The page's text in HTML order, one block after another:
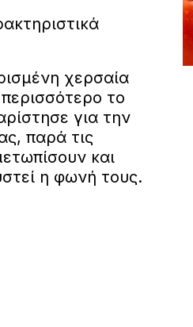
χερσαία
το
για την
παρά τις
και
η φωνή τους.